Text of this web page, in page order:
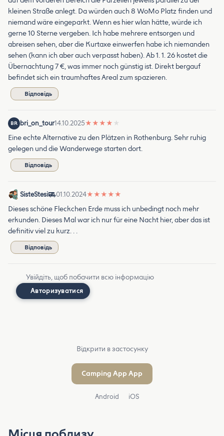
kleinen Straße anlegt. Da würden auch 8 WoMo Platz finden und
niemand wäre eingeparkt. Wenn es hier wlan hätte, würde ich
gerne 10 Sterne vergeben. Ich habe mehrere entsorgen und
abreisen sehen, aber die Kurtaxe einwerfen habe ich niemanden
sehen (kann ich aber auch verpasst haben). Ab 1. 1. 26 kostet die
Übernachtung 7 €, was immer noch günstig ist. Direkt bergauf
befindet sich ein traumhaftes Areal zum spazieren.
Відповідь
BR bri_on_tour14.10.2025★ ★ ★ ★ ★
Eine echte Alternative zu den Plätzen in Rothenburg. Sehr ruhig
gelegen und die Wanderwege starten dort.
Відповідь
SisteStesi 01.10.2024★ ★ ★ ★ ★
Dieses schöne Fleckchen Erde muss ich unbedingt noch mehr
erkunden. Dieses Mal war ich nur für eine Nacht hier, aber das ist
definitiv viel zu kurz. . .
Відповідь
Увійдіть, щоб побачити всю інформацію
Авторизуватися
Відкрити в застосунку
Camping App App
Android iOS